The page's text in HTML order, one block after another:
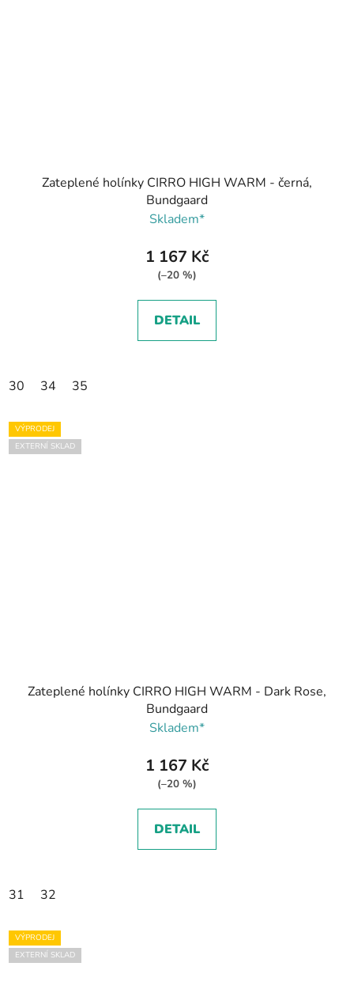
Zateplené holínky CIRRO HIGH WARM - černá,
Bundgaard
Skladem*
1 167 Kč
(–20 %)
DETAIL
30 34 35
VÝPRODEJ
EXTERNÍ SKLAD
Zateplené holínky CIRRO HIGH WARM - Dark Rose,
Bundgaard
Skladem*
1 167 Kč
(–20 %)
DETAIL
31 32
VÝPRODEJ
EXTERNÍ SKLAD